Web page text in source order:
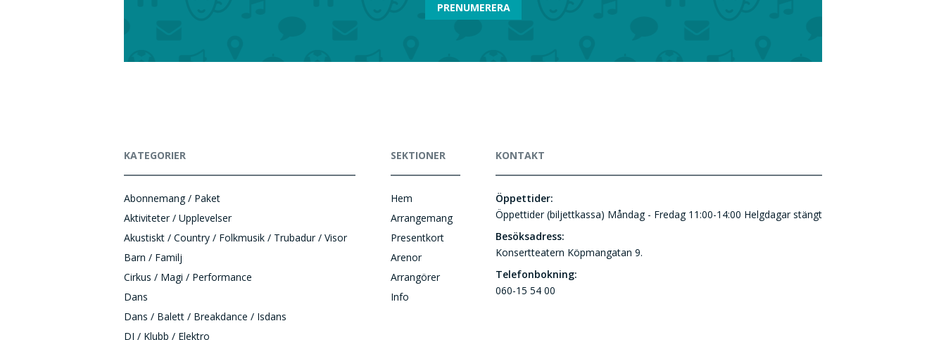
PRENUMERERA
KATEGORIER
Abonnemang / Paket
Aktiviteter / Upplevelser
Akustiskt / Country / Folkmusik / Trubadur / Visor
Barn / Familj
Cirkus / Magi / Performance
Dans
Dans / Balett / Breakdance / Isdans
DJ / Klubb / Elektro
SEKTIONER
Hem
Arrangemang
Presentkort
Arenor
Arrangörer
Info
KONTAKT
Öppettider:
Öppettider (biljettkassa) Måndag - Fredag 11:00-14:00 Helgdagar stängt
Besöksadress:
Konsertteatern Köpmangatan 9.
Telefonbokning:
060-15 54 00